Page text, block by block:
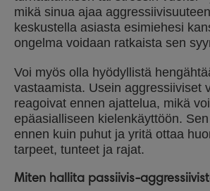
mikä sinua ajaa
keskustella asiasta esimiehesi
ongelma voidaan ratkaista sen
Voi myös olla hyödyllistä
vastaamista. Usein aggressiiviset
reagoivat ennen ajattelua, mikä
epäasialliseen kielenkäyttöön.
ennen kuin puhut ja yritä ottaa
tarpeet, tunteet ja rajat.
Miten hallita passiivis-